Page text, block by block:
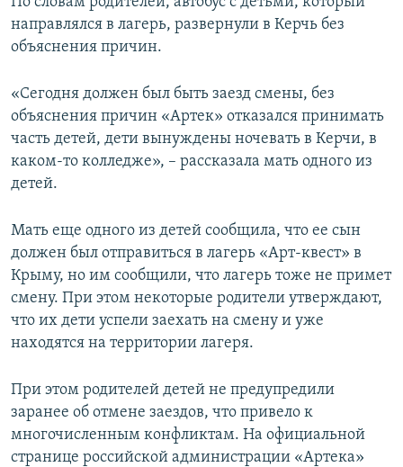
направлялся в лагерь, развернули в Керчь без
объяснения причин.
«Сегодня должен был быть заезд смены, без
объяснения причин «Артек» отказался принимать
часть детей, дети вынуждены ночевать в Керчи, в
каком-то колледже», – рассказала мать одного из
детей.
Мать еще одного из детей сообщила, что ее сын
должен был отправиться в лагерь «Арт-квест» в
Крыму, но им сообщили, что лагерь тоже не примет
смену. При этом некоторые родители утверждают,
что их дети успели заехать на смену и уже
находятся на территории лагеря.
При этом родителей детей не предупредили
заранее об отмене заездов, что привело к
многочисленным конфликтам. На официальной
странице российской администрации «Артека»